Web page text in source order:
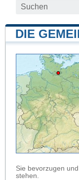
DIE
Sie bevorzugen
stehen.